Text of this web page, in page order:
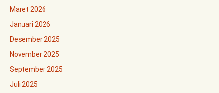
Maret 2026
Januari 2026
Desember 2025
November 2025
September 2025
Juli 2025